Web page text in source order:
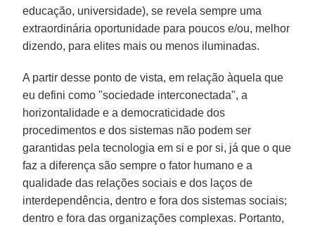
educação, universidade), se revela sempre uma
extraordinária oportunidade para poucos e/ou, melhor
dizendo, para elites mais ou menos iluminadas.
A partir desse ponto de vista, em relação àquela que
eu defini como "sociedade interconectada", a
horizontalidade e a democraticidade dos
procedimentos e dos sistemas não podem ser
garantidas pela tecnologia em si e por si, já que o que
faz a diferença são sempre o fator humano e a
qualidade das relações sociais e dos laços de
interdependência, dentro e fora dos sistemas sociais;
dentro e fora das organizações complexas. Portanto,